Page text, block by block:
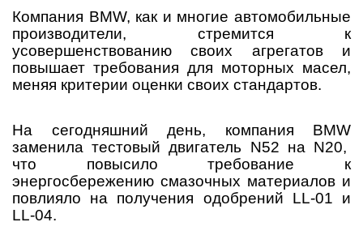
Компания BMW, как и многие автомобильные
производители, стремится к
усовершенствованию своих агрегатов и
повышает требования для моторных масел,
меняя критерии оценки своих стандартов.
На сегодняшний день, компания BMW
заменила тестовый двигатель N52 на N20,
что повысило требование к
энергосбережению смазочных материалов и
повлияло на получения одобрений LL-01 и
LL-04.